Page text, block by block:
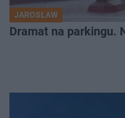
JAROSŁAW
Dramat na parkingu.